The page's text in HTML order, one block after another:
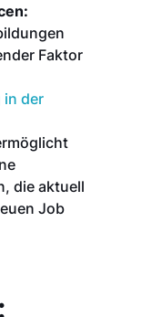
Faktor
in der
die aktuell
Job